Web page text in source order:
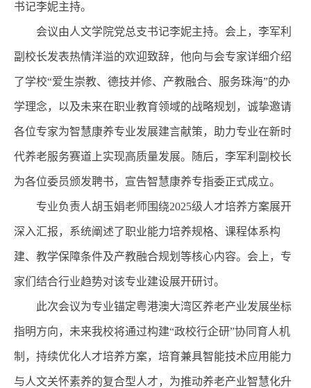
书记李妮主持。
会议由人文学院党总支书记李妮主持。会上，李军利
副校长发表热情洋溢的欢迎致辞，他向与会专家详细介绍
了学校“爱生崇教、德技并修、产教融合、服务珠海”的办
学理念，以及未来在职业教育领域的战略规划，诚挚邀请
各位专家为智慧康养专业发展建言献策，助力专业在新时
代养老服务赛道上实现高质量发展。随后，李军利副校长
为各位委员颁发聘书，宣告智慧康养专指委正式成立。
专业负责人胡玉娟老师围绕2025级人才培养方案展开
深入汇报，系统阐述了职业能力培养规格、课程体系构
建、教学保障条件及产教融合规划等核心内容。会上，专
家们结合行业趋势对该专业建设展开研讨。
此次会议为专业锚定粤港澳大湾区养老产业发展坐标
指明方向，未来我校将通过构建“政校行企研”协同育人机
制，持续优化人才培养方案，培育兼具智能技术应用能力
与人文关怀素养的复合型人才，为推动养老产业智慧化升